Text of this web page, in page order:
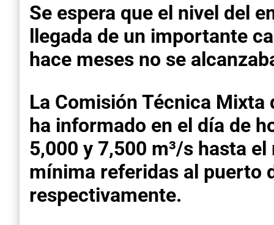
Se espera que el nivel del
llegada de un importante
hace meses no se
La Comisión Técnica Mixta
ha informado en el día de
5,000 y 7,500 m³/s hasta
mínima referidas al puerto
respectivamente.